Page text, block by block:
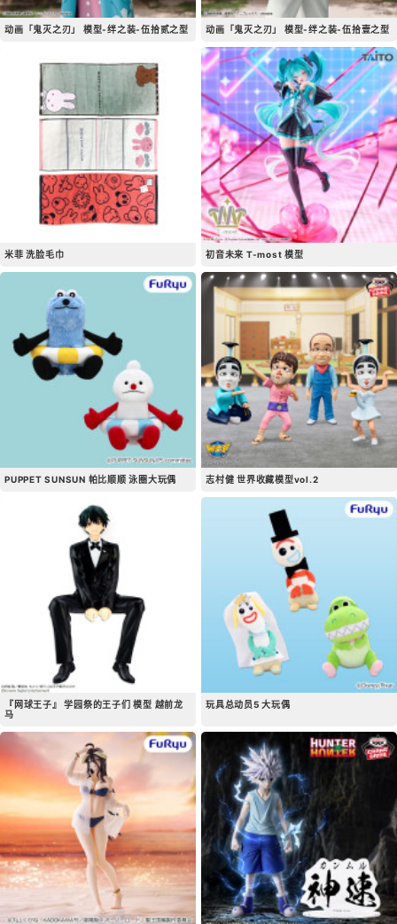
动画「鬼灭之刃」 模型-绊之装-伍拾贰之型 动画「鬼灭之刃」 模型-绊之装-伍拾壹之型
米菲 洗脸毛巾 初音未来 T-most 模型
PUPPET SUNSUN 帕比顺顺 泳圈大玩偶 志村健 世界收藏模型vol.2
『网球王子』 学园祭的王子们 模型 越前龙
马
玩具总动员5 大玩偶